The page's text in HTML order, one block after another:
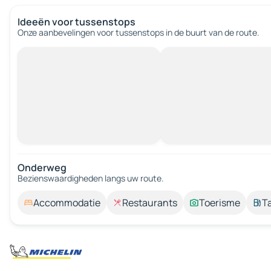
Ideeën voor tussenstops
Onze aanbevelingen voor tussenstops in de buurt van de route.
Onderweg
Bezienswaardigheden langs uw route.
Accommodatie Restaurants Toerisme